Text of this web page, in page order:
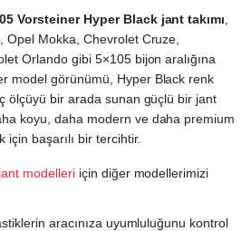
Vorsteiner Hyper Black jant takımı
Opel Mokka, Chevrolet Cruze,
Orlando gibi 5×105 bijon aralığına
model görünümü, Hyper Black renk
ölçüyü bir arada sunan güçlü bir jant
koyu, daha modern ve daha premium
için başarılı bir tercihtir.
modelleriiçin diğer modellerimizi
aracınıza uyumluluğunu kontrol